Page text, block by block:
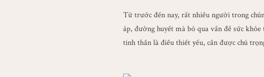
Từ trước đến nay, rất nhiều người trong
áp, đường huyết mà bỏ qua vấn đề sức
tinh thần là điều thiết yếu, cần được chú